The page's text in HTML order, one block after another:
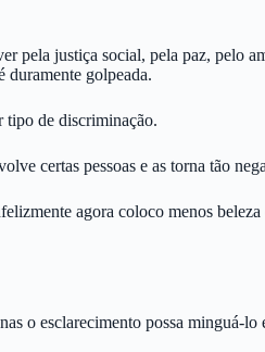
pela justiça social, pela paz, pelo
duramente golpeada.
tipo de discriminação.
certas pessoas e as torna tão
agora coloco menos beleza
o esclarecimento possa minguá-lo